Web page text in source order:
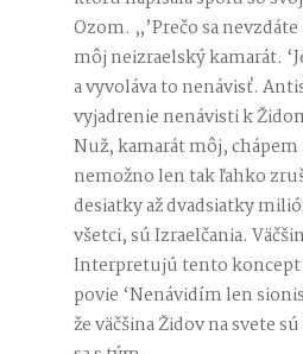
Ozom. „’Prečo sa
môj neizraelský kamarát.
a vyvoláva to nenávisť.
vyjadrenie nenávisti k
Nuž, kamarát môj,
nemožno len tak ľahko
desiatky až dvadsiatky
všetci, sú Izraelčania.
Interpretujú tento
povie ‘Nenávidím len
že väčšina Židov na svete